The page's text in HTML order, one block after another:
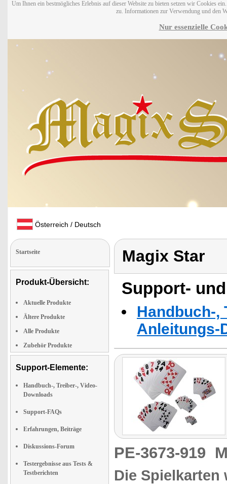
Um Ihnen ein bestmögliches Erlebnis auf dieser Website zu bieten setzen wir Cookies
zu. Informationen zur Verwendung und den
Nur essenzielle
Österreich / Deutsch
Startseite
Produkt-Übersicht:
Aktuelle Produkte
Ältere Produkte
Alle Produkte
Zubehör Produkte
Support-Elemente:
Handbuch-, Treiber-, Video-
Downloads
Support-FAQs
Erfahrungen, Beiträge
Diskussions-Forum
Testergebnisse aus Tests &
Testberichten
Magix Star
Support-
Handbuch-,
Anleitungs-
PE-3673-919
Die Spielkarten